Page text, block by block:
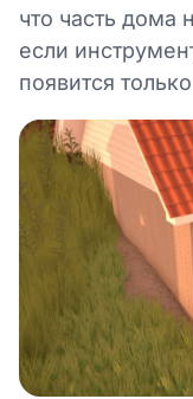
что часть дома
если
появится